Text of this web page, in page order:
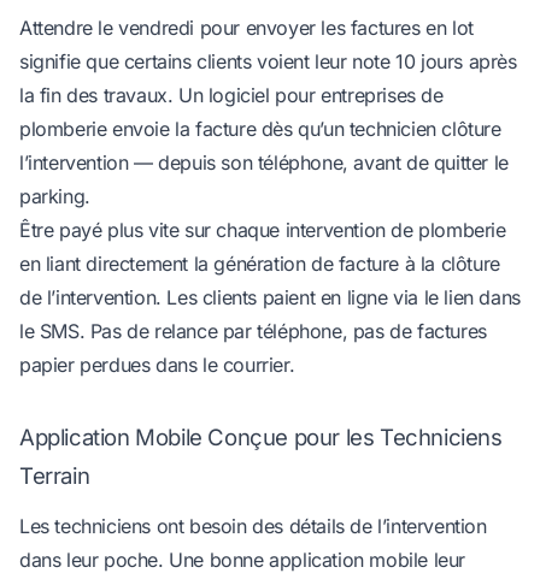
Attendre le vendredi pour envoyer les factures en lot
signifie que certains clients voient leur note 10 jours après
la fin des travaux. Un logiciel pour entreprises de
plomberie envoie la facture dès qu’un technicien clôture
l’intervention — depuis son téléphone, avant de quitter le
parking.
Être payé plus vite sur chaque intervention de plomberie
en liant directement la génération de facture à la clôture
de l’intervention. Les clients paient en ligne via le lien dans
le SMS. Pas de relance par téléphone, pas de factures
papier perdues dans le courrier.
Application Mobile Conçue pour les Techniciens
Terrain
Les techniciens ont besoin des détails de l’intervention
dans leur poche. Une bonne application mobile leur